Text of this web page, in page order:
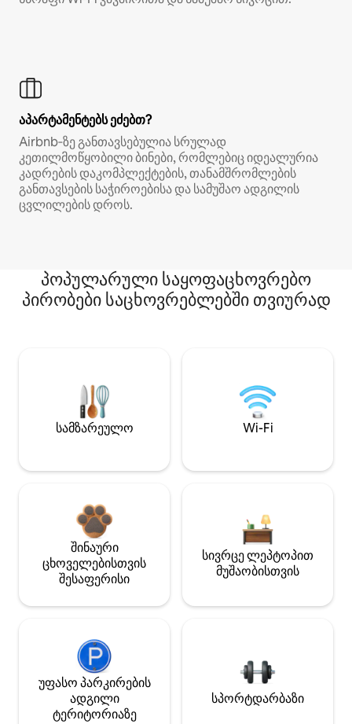
აპარტამენტებს ეძებთ?
Airbnb‑ზე განთავსებულია სრულად
კეთილმოწყობილი ბინები, რომლებიც იდეალურია
კადრების დაკომპლექტების, თანამშრომლების
განთავსების საჭიროებისა და სამუშაო ადგილის
ცვლილების დროს.
პოპულარული საყოფაცხოვრებო
პირობები საცხოვრებლებში თვიურად
სამზარეულო Wi-Fi
შინაური
ცხოველებისთვის
შესაფერისი
სივრცე ლეპტოპით
მუშაობისთვის
უფასო პარკირების
ადგილი
ტერიტორიაზე
სპორტდარბაზი